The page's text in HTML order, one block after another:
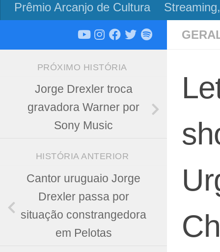
Prêmio Arcanjo de Cultura
PRÓXIMO HISTÓRIA
Jorge Drexler troca
gravadora Warner por
Sony Music
HISTÓRIA ANTERIOR
Cantor uruguaio Jorge
Drexler passa por
situação constrangedora
em Pelotas